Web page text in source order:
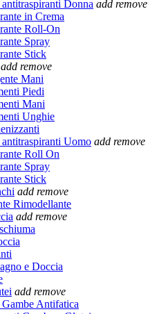
Donna add remove
in Crema
Roll-On
Spray
Stick
add remove
Mani
Piedi
Mani
Unghie
Uomo add remove
Roll On
Spray
Stick
add remove
Rimodellante
add remove
e Doccia
add remove
Gambe Antifatica